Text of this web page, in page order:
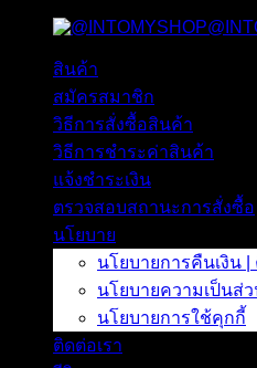
เนื้อหา
สินค้า
สมัครสมาชิก
วิธีการสั่งซื้อสินค้า
วิธีการชำระค่าสินค้า
แจ้งชำระเงิน
ตรวจสอบสถานะการสั่งซื้อ
นโยบาย
นโยบายการคืนเงิน
นโยบายความเป็นส่
นโยบายการใช้คุกกี้
ติดต่อเรา